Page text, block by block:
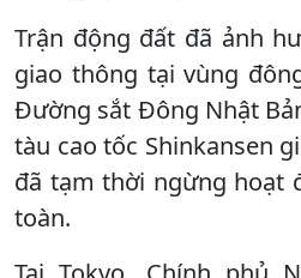
Trận động đất đã ảnh
giao thông tại vùng
Đường sắt Đông Nhật
tàu cao tốc Shinkansen
đã tạm thời ngừng hoạt
toàn.